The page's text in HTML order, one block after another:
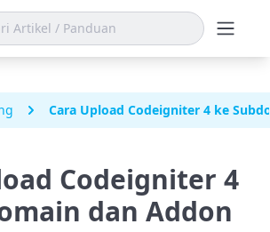
Cara Upload Codeigniter 4 ke
Codeigniter 4
dan Addon